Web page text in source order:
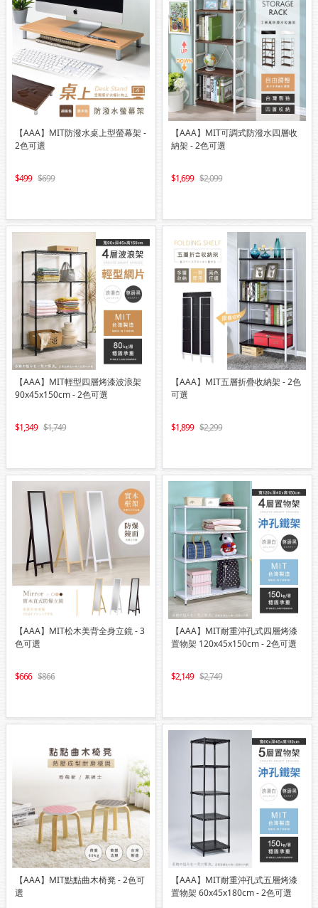
【AAA】MIT防潑水桌上型螢幕架 -
2色可選
499 699
【AAA】MIT可調式防潑水四層收
納架 - 2色可選
1,699 2,099
【AAA】MIT輕型四層烤漆波浪架
90x45x150cm - 2色可選
1,349 1,749
【AAA】MIT五層折疊收納架 - 2色
可選
1,899 2,299
【AAA】MIT松木美背全身立鏡 - 3
色可選
666 866
【AAA】MIT耐重沖孔式四層烤漆
置物架 120x45x150cm - 2色可選
2,149 2,749
【AAA】MIT點點曲木椅凳 - 2色可
選
【AAA】MIT耐重沖孔式五層烤漆
置物架 60x45x180cm - 2色可選